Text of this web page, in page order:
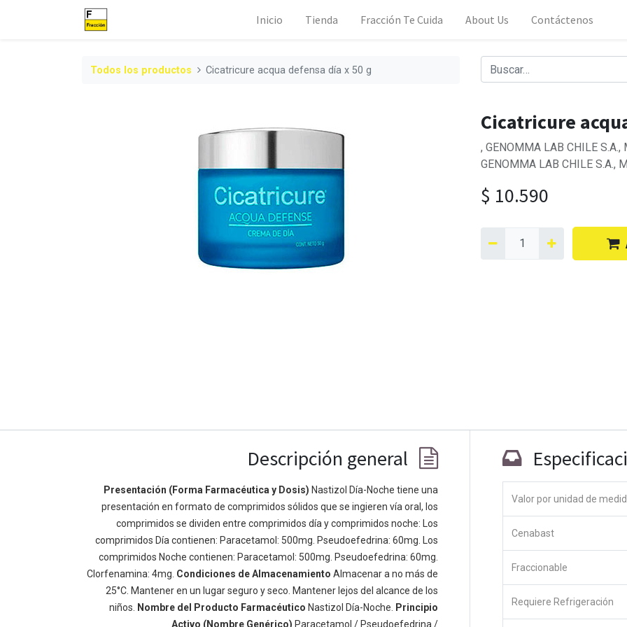
Inicio Tienda Fracción Te Cuida About Us Contáctenos
Todos los productos Cicatricure acqua defensa día x 50 g
Cicatricure
, GENOMMA LAB CHILE
GENOMMA LAB CHILE S.A.,
$ 10.590
Descripción general
Presentación (Forma Farmacéutica y Dosis) Nastizol Día-Noche tiene una
presentación en formato de comprimidos sólidos que se ingieren vía oral, los
comprimidos se dividen entre comprimidos día y comprimidos noche: Los
comprimidos Día contienen: Paracetamol: 500mg. Pseudoefedrina: 60mg. Los
comprimidos Noche contienen: Paracetamol: 500mg. Pseudoefedrina: 60mg.
Clorfenamina: 4mg. Condiciones de Almacenamiento Almacenar a no más de
25°C. Mantener en un lugar seguro y seco. Mantener lejos del alcance de los
niños.
Nombre del Producto Farmacéutico Nastizol Día-Noche.
Principio
Activo (Nombre Genérico) Paracetamol / Pseudoefedrina /
Valor por unidad de
Cenabast
Fraccionable
Requiere Refrigeración
Enlaces de Ínteres
Inicio
Acerca de
Productos
Servicios
Política de privacidad
Acerca de
Somos un equipo de personas apasionadas cuyo objetivo es
mejorar la vida de todos a través de productos disruptivos.
Construimos grandes productos para resolver sus problemas
de negocio. Nuestros productos están diseñados para
pequeñas y medianas empresas dispuestas a optimizar su
rendimiento.